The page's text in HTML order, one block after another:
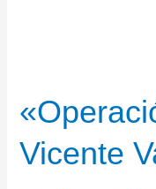
Vicente